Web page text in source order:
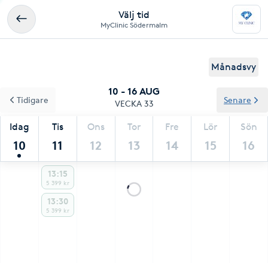
Välj tid
MyClinic Södermalm
Månadsvy
10 - 16 AUG
VECKA 33
Idag
10
Tis
11
Ons
12
Tor
13
Fre
14
Lör
15
Sön
16
Tidigare Senare
13:15
5 399 kr
13:30
5 399 kr